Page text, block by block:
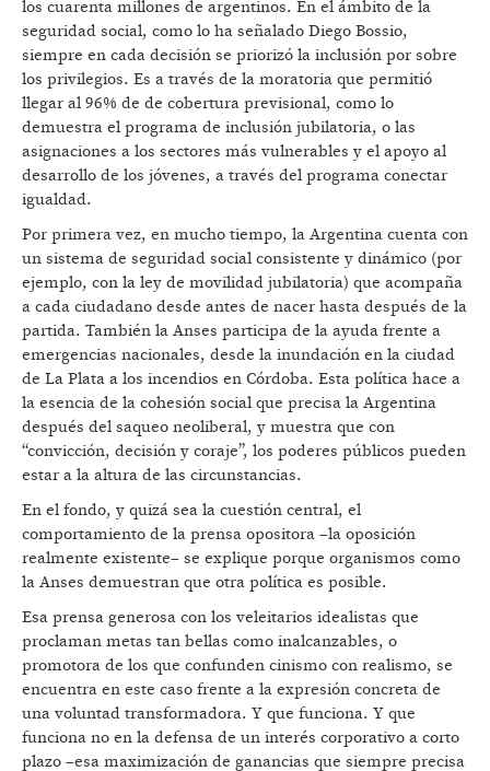
los cuarenta millones de argentinos. En el ámbito de la
seguridad social, como lo ha señalado Diego Bossio,
siempre en cada decisión se priorizó la inclusión por sobre
los privilegios. Es a través de la moratoria que permitió
llegar al 96% de de cobertura previsional, como lo
demuestra el programa de inclusión jubilatoria, o las
asignaciones a los sectores más vulnerables y el apoyo al
desarrollo de los jóvenes, a través del programa conectar
igualdad.
Por primera vez, en mucho tiempo, la Argentina cuenta con
un sistema de seguridad social consistente y dinámico (por
ejemplo, con la ley de movilidad jubilatoria) que acompaña
a cada ciudadano desde antes de nacer hasta después de la
partida. También la Anses participa de la ayuda frente a
emergencias nacionales, desde la inundación en la ciudad
de La Plata a los incendios en Córdoba. Esta política hace a
la esencia de la cohesión social que precisa la Argentina
después del saqueo neoliberal, y muestra que con
“convicción, decisión y coraje”, los poderes públicos pueden
estar a la altura de las circunstancias.
En el fondo, y quizá sea la cuestión central, el
comportamiento de la prensa opositora –la oposición
realmente existente– se explique porque organismos como
la Anses demuestran que otra política es posible.
Esa prensa generosa con los veleitarios idealistas que
proclaman metas tan bellas como inalcanzables, o
promotora de los que confunden cinismo con realismo, se
encuentra en este caso frente a la expresión concreta de
una voluntad transformadora. Y que funciona. Y que
funciona no en la defensa de un interés corporativo a corto
plazo –esa maximización de ganancias que siempre precisa